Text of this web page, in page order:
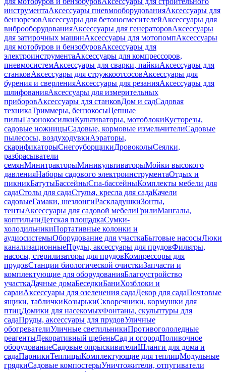
инструментаАксессуары пневмооборудованияАксессуары для
бензорезовАксессуары для бетоносмесителейАксессуары для
виброоборудованияАксессуары для генераторовАксессуары
для затирочных машинАксессуары для мотопомпАксессуары
для мотобуров и бензобуровАксессуары для
электроинструментаАксессуары для компрессоров,
пневмосистемАксессуары для сварки, пайкиАксессуары для
станковАксессуары для стружкоотсосовАксессуары для
бурения и сверленияАксессуары для резанияАксессуары для
шлифованияАксессуары для измерительных
приборовАксессуары для станковДом и садСадовая
техникаТриммеры, бензокосыЦепные
пилыГазонокосилкиКультиваторы, мотоблокиКусторезы,
садовые ножницыСадовые, кормовые измельчителиСадовые
пылесосы, воздуходувкиАэраторы,
скарификаторыСнегоуборщикиДровоколыСеялки,
разбрасыватели
семянМинитракторыМиникультиваторыМойки высокого
давленияНаборы садового электроинструментаОтдых и
пикникБатутыБассейныСпа-бассейныКомплекты мебели для
садаСтолы для садаСтулья, кресла для садаКачели
садовыеГамаки, шезлонгиРаскладушкиЗонты,
тентыАксессуары для садовой мебелиГрилиМангалы,
коптильниДетская площадкаСумки-
холодильникиПортативные колонки и
аудиосистемыОборудование для участкаБытовые насосыЛюки
канализационныеПруды, аксессуары для прудовФильтры,
насосы, стерилизаторы для прудовКомпрессоры для
прудовСтанции биологической очисткиЗапчасти и
комплектующие для оборудованияБлагоустройство
участкаДачные домаБеседкиБаниХозблоки и
сараиАксессуары для озеленения садаДекор для садаПочтовые
ящики, табличкиКозырькиСкворечники, кормушки для
птицДомики для насекомыхФонтаны, скульптуры для
садаПруды, аксессуары для прудовУличные
обогревателиУличные светильникиПротивогололедные
реагентыДекоративный щебеньСад и огородПоливочное
оборудованиеСадовые опрыскивателиШланги для дома и
садаПарникиТеплицыКомплектующие для теплицМодульные
грядкиСадовые компостерыУничтожители, отпугиватели